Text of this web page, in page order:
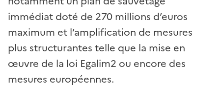
immédiat doté de 270 millions d’euros
maximum et l’amplification de mesures
plus structurantes telle que la mise en
œuvre de la loi Egalim2 ou encore des
mesures européennes.